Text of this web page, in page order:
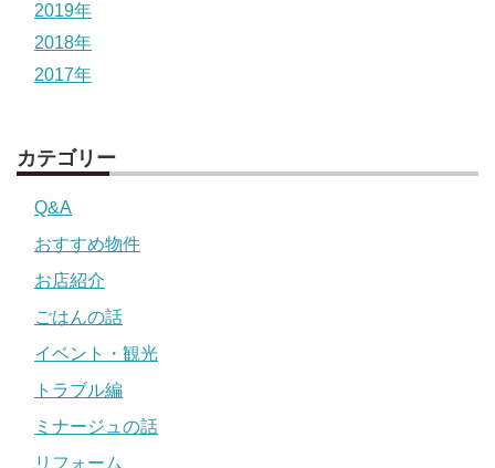
2019年
2018年
2017年
カテゴリー
Q&A
おすすめ物件
お店紹介
ごはんの話
イベント・観光
トラブル編
ミナージュの話
リフォーム